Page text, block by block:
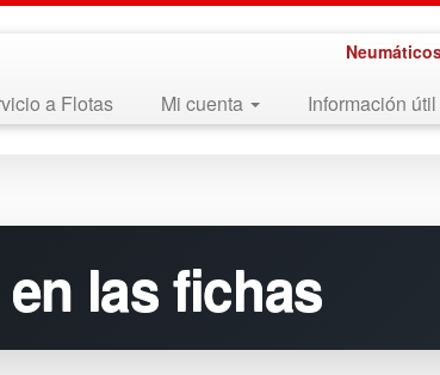
a Flotas Mi cuenta Información útil
las fichas